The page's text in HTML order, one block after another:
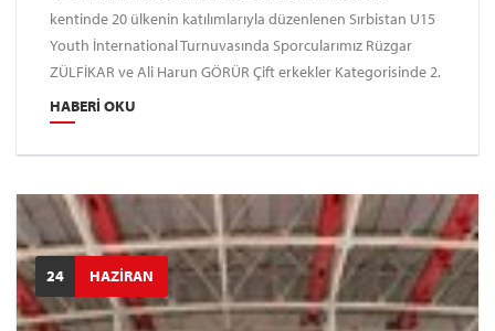
kentinde 20 ülkenin katılımlarıyla düzenlenen Sırbistan U15
Youth İnternational Turnuvasında Sporcularımız Rüzgar
ZÜLFİKAR ve Ali Harun GÖRÜR Çift erkekler Kategorisinde 2.
Olmuştur
HABERI OKU
24 HAZİRAN